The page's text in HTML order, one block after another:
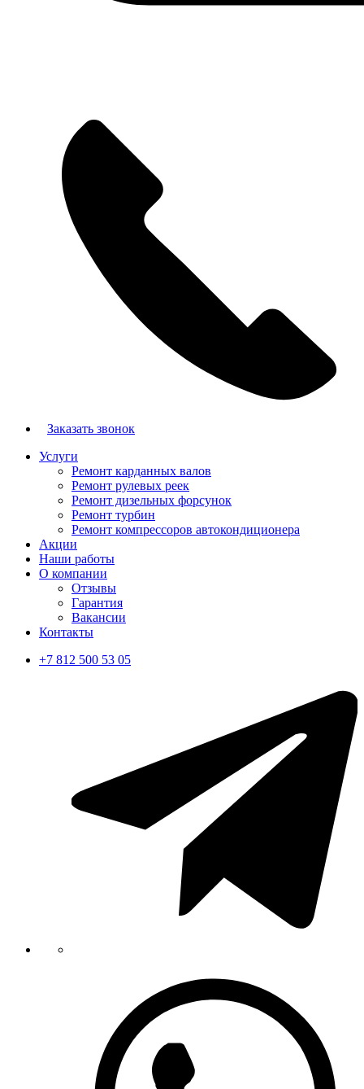
Заказать звонок
Услуги
Ремонт карданных валов
Ремонт рулевых реек
Ремонт дизельных форсунок
Ремонт турбин
Ремонт компрессоров автокондиционера
Акции
Наши работы
О компании
Отзывы
Гарантия
Вакансии
Контакты
+7 812 500 53 05